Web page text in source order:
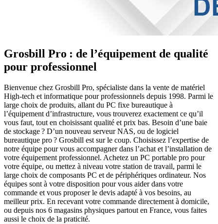
Grosbill Pro : de l’équipement de qualité
pour professionnel
Bienvenue chez Grosbill Pro, spécialiste dans la vente de matériel
High-tech et informatique pour professionnels depuis 1998. Parmi le
large choix de produits, allant du PC fixe bureautique à
l’équipement d’infrastructure, vous trouverez exactement ce qu’il
vous faut, tout en choisissant qualité et prix bas. Besoin d’une baie
de stockage ? D’un nouveau serveur NAS, ou de logiciel
bureautique pro ? Grosbill est sur le coup. Choisissez l’expertise de
notre équipe pour vous accompagner dans l’achat et l’installation de
votre équipement professionnel. Achetez un PC portable pro pour
votre équipe, ou mettez à niveau votre station de travail, parmi le
large choix de composants PC et de périphériques ordinateur. Nos
équipes sont à votre disposition pour vous aider dans votre
commande et vous proposer le devis adapté à vos besoins, au
meilleur prix. En recevant votre commande directement à domicile,
ou depuis nos 6 magasins physiques partout en France, vous faites
aussi le choix de la praticité.